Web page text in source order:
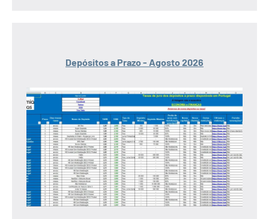
Depósitos a Prazo - Agosto 2026